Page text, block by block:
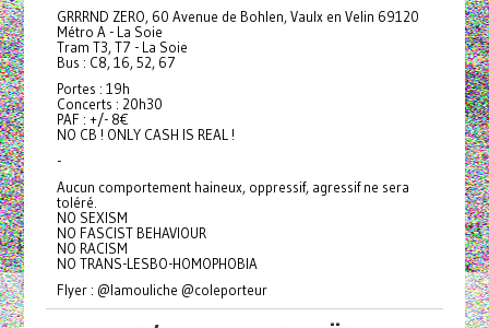
GRRRND ZERO, 60 Avenue de Bohlen, Vaulx en Velin 69120
Métro A - La Soie
Tram T3, T7 - La Soie
Bus : C8, 16, 52, 67
Portes : 19h
Concerts : 20h30
PAF : +/- 8€
NO CB ! ONLY CASH IS REAL !
-
Aucun comportement haineux, oppressif, agressif ne sera
toléré.
NO SEXISM
NO FASCIST BEHAVIOUR
NO RACISM
NO TRANS-LESBO-HOMOPHOBIA
Flyer : @lamouliche @coleporteur